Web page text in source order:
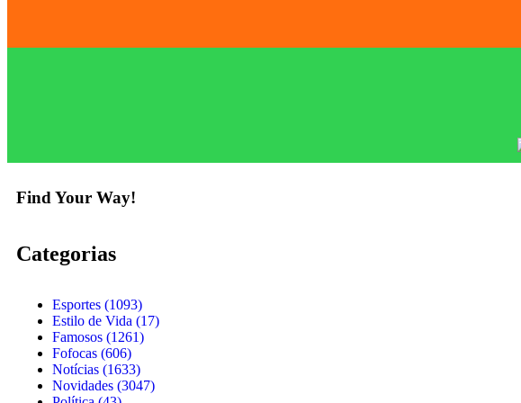
Find Your Way!
Categorias
Esportes (1093)
Estilo de Vida (17)
Famosos (1261)
Fofocas (606)
Notícias (1633)
Novidades (3047)